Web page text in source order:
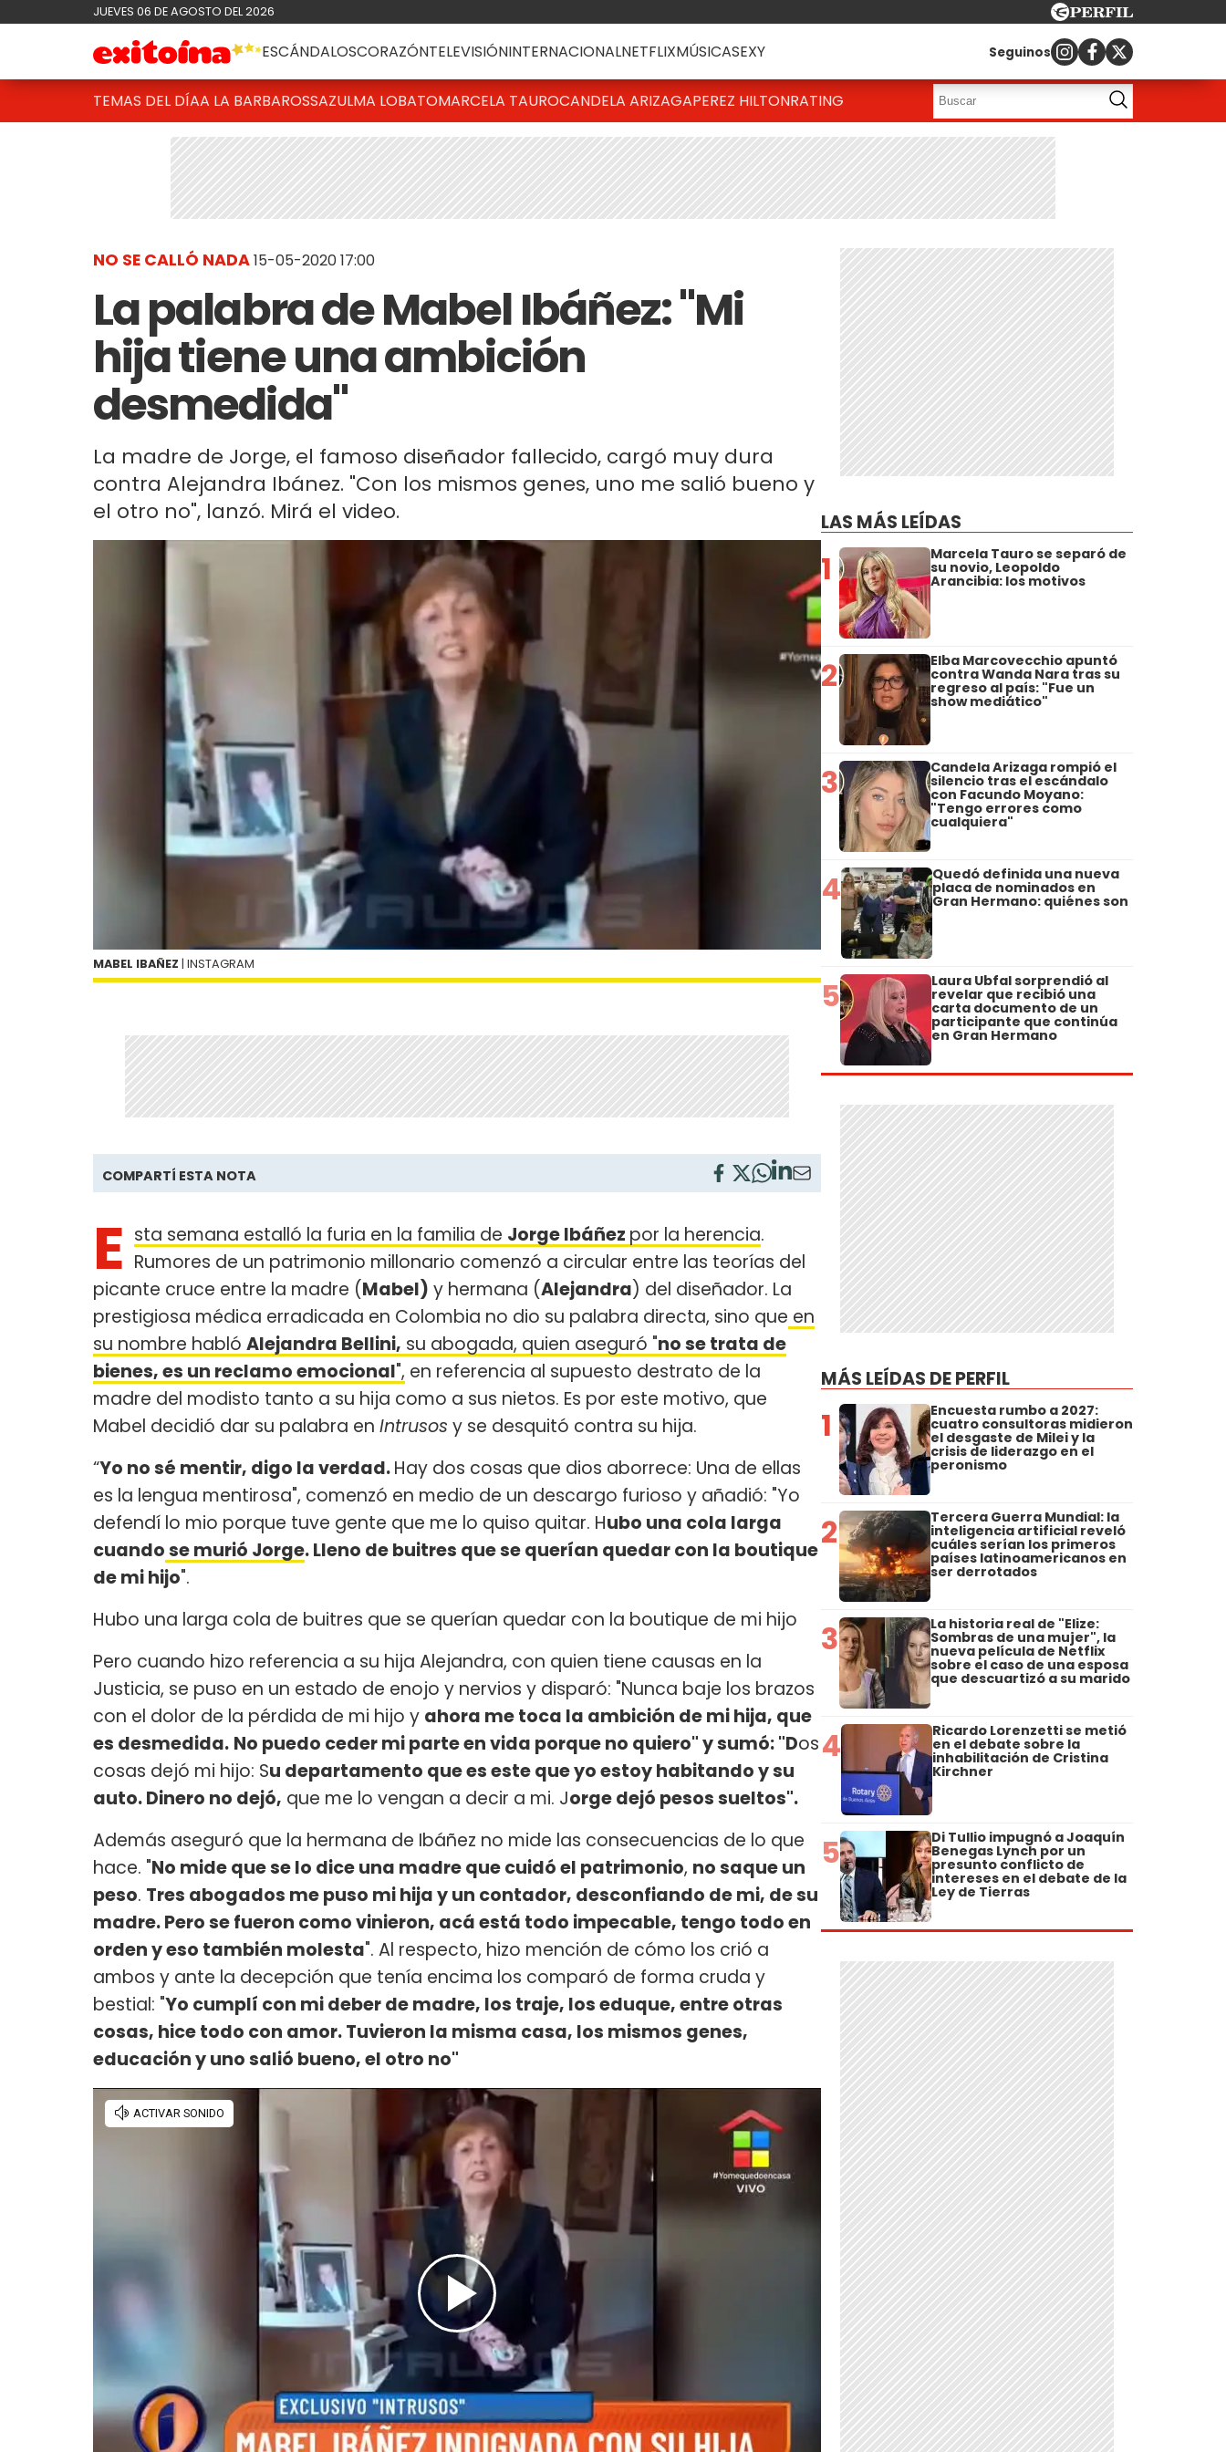
JUEVES 06 DE AGOSTO DEL 2026
ESCÁNDALOSCORAZÓNTELEVISIÓNINTERNACIONALNETFLIXMÚSICASEXY Seguinos
TEMAS DEL DÍAA LA BARBAROSSAZULMA LOBATOMARCELA TAUROCANDELA ARIZAGAPEREZ HILTONRATING
NO SE CALLÓ NADA15-05-2020 17:00
La palabra de Mabel Ibáñez: "Mi
hija tiene una ambición
desmedida"
La madre de Jorge, el famoso diseñador fallecido, cargó muy dura
contra Alejandra Ibánez. "Con los mismos genes, uno me salió bueno y
el otro no", lanzó. Mirá el video.
MABEL IBAÑEZ | INSTAGRAM
COMPARTÍ ESTA NOTA
E sta semana estalló la furia en la familia de Jorge Ibáñez por la herencia.
Rumores de un patrimonio millonario comenzó a circular entre las teorías del
picante cruce entre la madre (Mabel) y hermana (Alejandra) del diseñador. La
prestigiosa médica erradicada en Colombia no dio su palabra directa, sino que en
su nombre habló Alejandra Bellini, su abogada, quien aseguró "no se trata de
bienes, es un reclamo emocional", en referencia al supuesto destrato de la
madre del modisto tanto a su hija como a sus nietos. Es por este motivo, que
Mabel decidió dar su palabra en Intrusos y se desquitó contra su hija.
“Yo no sé mentir, digo la verdad.Hay dos cosas que dios aborrece: Una de ellas
es la lengua mentirosa", comenzó en medio de un descargo furioso y añadió: "Yo
defendí lo mio porque tuve gente que me lo quiso quitar. Hubo una cola larga
cuandose murió Jorge. Lleno de buitres que se querían quedar con la boutique
de mi hijo".
Hubo una larga cola de buitres que se querían quedar con la boutique de mi hijo
Pero cuando hizo referencia a su hija Alejandra, con quien tiene causas en la
Justicia, se puso en un estado de enojo y nervios y disparó: "Nunca baje los brazos
con el dolor de la pérdida de mi hijo y ahora me toca la ambición de mi hija, que
es desmedida. No puedo ceder mi parte en vida porque no quiero" y sumó: "Dos
cosas dejó mi hijo: Su departamento que es este que yo estoy habitando y su
auto. Dinero no dejó, que me lo vengan a decir a mi. Jorge dejó pesos sueltos".
Además aseguró que la hermana de Ibáñez no mide las consecuencias de lo que
hace. "No mide que se lo dice una madre que cuidó el patrimonio, no saque un
peso. Tres abogados me puso mi hija y un contador, desconfiando de mi, de su
madre. Pero se fueron como vinieron, acá está todo impecable, tengo todo en
orden y eso también molesta". Al respecto, hizo mención de cómo los crió a
ambos y ante la decepción que tenía encima los comparó de forma cruda y
bestial: "Yo cumplí con mi deber de madre, los traje, los eduque, entre otras
cosas, hice todo con amor. Tuvieron la misma casa, los mismos genes,
educación y uno salió bueno, el otro no"
LAS MÁS LEÍDAS
1 Marcela Tauro se separó de
su novio, Leopoldo
Arancibia: los motivos
2 Elba Marcovecchio apuntó
contra Wanda Nara tras su
regreso al país: "Fue un
show mediático"
3 Candela Arizaga rompió el
silencio tras el escándalo
con Facundo Moyano:
"Tengo errores como
cualquiera"
4 Quedó definida una nueva
placa de nominados en
Gran Hermano: quiénes son
5 Laura Ubfal sorprendió al
revelar que recibió una
carta documento de un
participante que continúa
en Gran Hermano
MÁS LEÍDAS DE PERFIL
1 Encuesta rumbo a 2027:
cuatro consultoras midieron
el desgaste de Milei y la
crisis de liderazgo en el
peronismo
2 Tercera Guerra Mundial: la
inteligencia artificial reveló
cuáles serían los primeros
países latinoamericanos en
ser derrotados
3 La historia real de "Elize:
Sombras de una mujer", la
nueva película de Netflix
sobre el caso de una esposa
que descuartizó a su marido
4 Ricardo Lorenzetti se metió
en el debate sobre la
inhabilitación de Cristina
Kirchner
5 Di Tullio impugnó a Joaquín
Benegas Lynch por un
presunto conflicto de
intereses en el debate de la
Ley de Tierras